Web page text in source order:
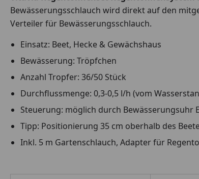
Bewässerungsschlauch wird direkt auf den
Verteiler für Bewässerungsschlauch.
Einsatz: Beet, Hecke & Gewächshaus
Bewässerung: Tröpfchen
Anzahl Tropfer: 36/50 Stück
Durchflussmenge: 0,3-0,5 l/h (vom
Steuerung: möglich durch Bewässerungsuhr
Tipp: Positionierung 35 cm oberhalb des
Inkl. 5 m Gartenschlauch, Adapter für